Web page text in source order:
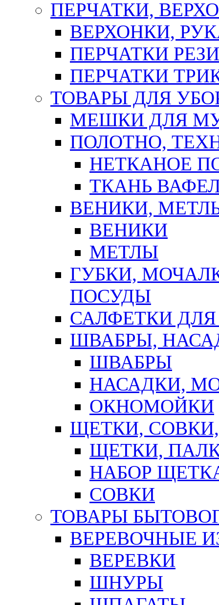
ПЕРЧАТКИ,
ВЕРХОНКИ,
ПЕРЧАТКИ
ПЕРЧАТКИ
ТОВАРЫ ДЛЯ
МЕШКИ ДЛЯ
ПОЛОТНО,
НЕТКАНОЕ
ТКАНЬ
ВЕНИКИ,
ВЕНИКИ
МЕТЛЫ
ГУБКИ,
ПОСУДЫ
САЛФЕТКИ
ШВАБРЫ,
ШВАБРЫ
НАСАДКИ,
ОКНОМОЙКИ
ЩЕТКИ,
ЩЕТКИ,
НАБОР
СОВКИ
ТОВАРЫ
ВЕРЕВОЧНЫЕ
ВЕРЕВКИ
ШНУРЫ